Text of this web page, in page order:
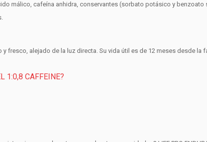
málico, cafeína anhidra, conservantes (sorbato potásico y benzoato
y fresco, alejado de la luz directa. Su vida útil es de 12 meses desde la
1:0,8 CAFFEINE?